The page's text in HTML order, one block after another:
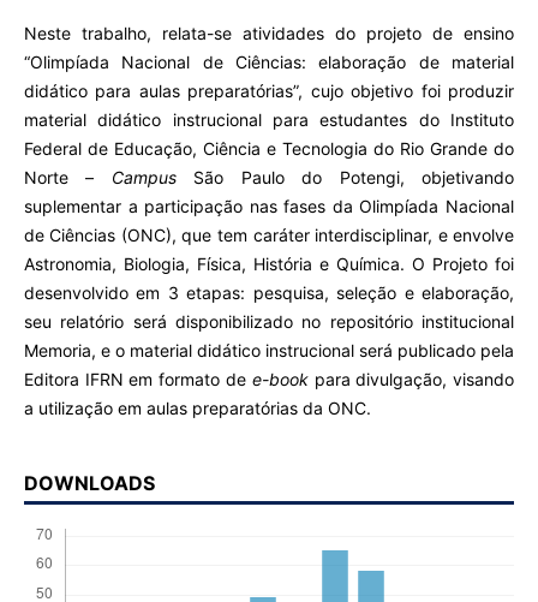
Neste trabalho, relata-se atividades do projeto de ensino
“Olimpíada Nacional de Ciências: elaboração de material
didático para aulas preparatórias”, cujo objetivo foi produzir
material didático instrucional para estudantes do Instituto
Federal de Educação, Ciência e Tecnologia do Rio Grande do
Norte – CampusSão Paulo do Potengi, objetivando
suplementar a participação nas fases da Olimpíada Nacional
de Ciências (ONC), que tem caráter interdisciplinar, e envolve
Astronomia, Biologia, Física, História e Química. O Projeto foi
desenvolvido em 3 etapas: pesquisa, seleção e elaboração,
seu relatório será disponibilizado no repositório institucional
Memoria, e o material didático instrucional será publicado pela
Editora IFRN em formato de e-bookpara divulgação, visando
a utilização em aulas preparatórias da ONC.
DOWNLOADS